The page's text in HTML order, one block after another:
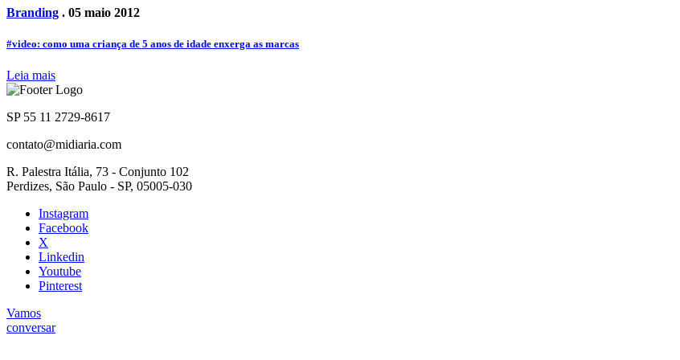
Branding . 05 maio 2012
#video: como uma criança de 5 anos de idade enxerga as marcas
Leia mais
SP 55 11 2729-8617
contato@midiaria.com
R. Palestra Itália, 73 - Conjunto 102
Perdizes, São Paulo - SP, 05005-030
Instagram
Facebook
X
Linkedin
Youtube
Pinterest
Vamos
conversar